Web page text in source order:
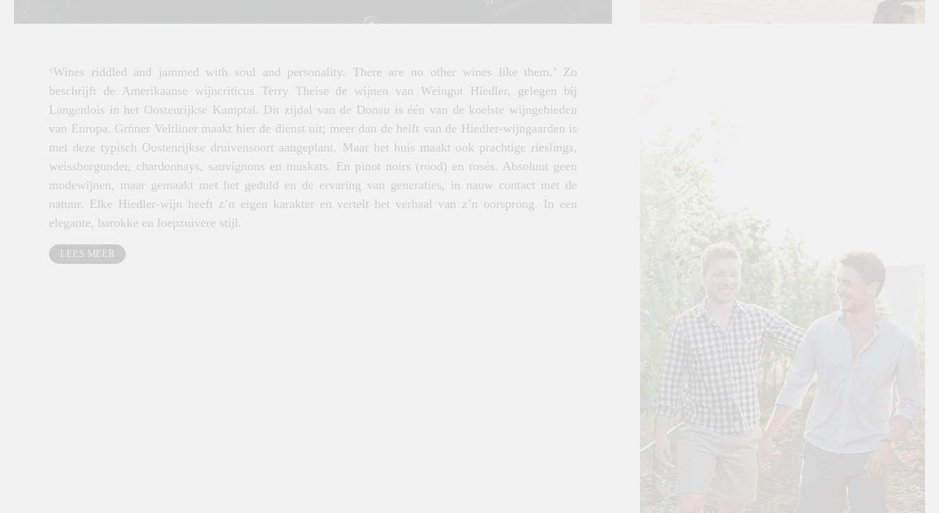
‘Wines riddled and jammed with soul and personality. There are no other wines like them.’ Zo
beschrijft de Amerikaanse wijncriticus Terry Theise de wijnen van Weingut Hiedler, gelegen bij
Langenlois in het Oostenrijkse Kamptal. Dit zijdal van de Donau is één van de koelste wijngebieden
van Europa. Grüner Veltliner maakt hier de dienst uit; meer dan de helft van de Hiedler-wijngaarden is
met deze typisch Oostenrijkse druivensoort aangeplant. Maar het huis maakt ook prachtige rieslings,
weissburgunder, chardonnays, sauvignons en muskats. En pinot noirs (rood) en rosés. Absoluut geen
modewijnen, maar gemaakt met het geduld en de ervaring van generaties, in nauw contact met de
natuur. Elke Hiedler-wijn heeft z’n eigen karakter en vertelt het verhaal van z’n oorsprong. In een
elegante, barokke en loepzuivere stijl.
LEES MEER